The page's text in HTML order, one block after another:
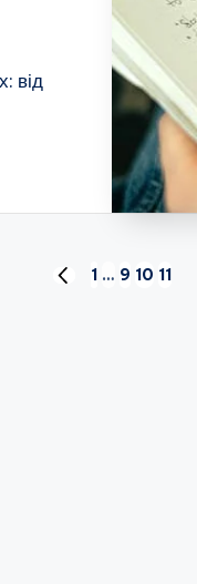
від
ПОПЕРЕДНЯ
1 … 9 10 11